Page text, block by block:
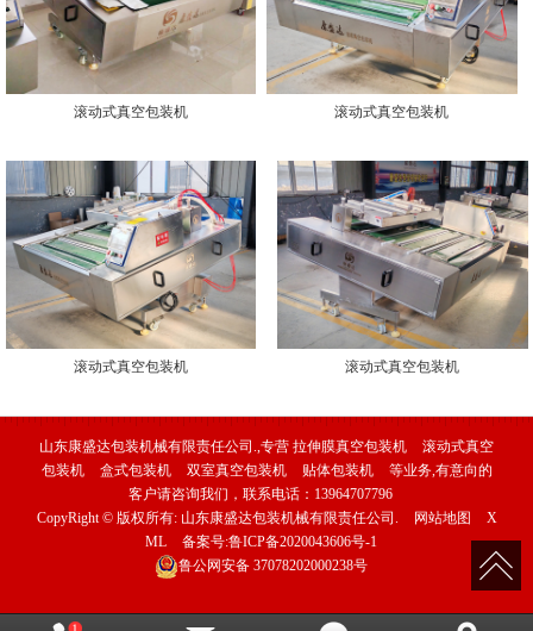
滚动式真空包装机 滚动式真空包装机
滚动式真空包装机 滚动式真空包装机
山东康盛达包装机械有限责任公司.,专营 拉伸膜真空包装机
滚动式真空
包装机
盒式包装机 双室真空包装机 贴体包装机
等业务,有意向的
客户请咨询我们，联系电话： 13964707796
CopyRight © 版权所有: 山东康盛达包装机械有限责任公司. 网站地图
X
ML
备案号:鲁ICP备2020043606号-1
鲁公网安备37078202000238号